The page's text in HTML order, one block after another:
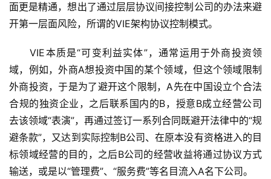
面更是精通，想出了通过层层协议间接控制公司的办法来避
开第一层面风险，所谓的VIE架构协议控制模式。
VIE本质是“可变利益实体”，通常运用于外商投资领
域，例如，外商A想投资中国的某个领域，但这个领域限制
外商投资，于是为了避开这个限制，A先在中国设立个合法
合规的独资企业，之后联系国内的B，授意B成立经营公司
去该领域“表演”，再通过签订一系列合同既避开法律中的“规
避条款”，又达到实际控制B公司、在原本没有资格进入的目
标领域经营的目的，之后B公司的经营收益将通过协议方式
输送，或是以“管理费”、“服务费”等名目流入A名下公司。